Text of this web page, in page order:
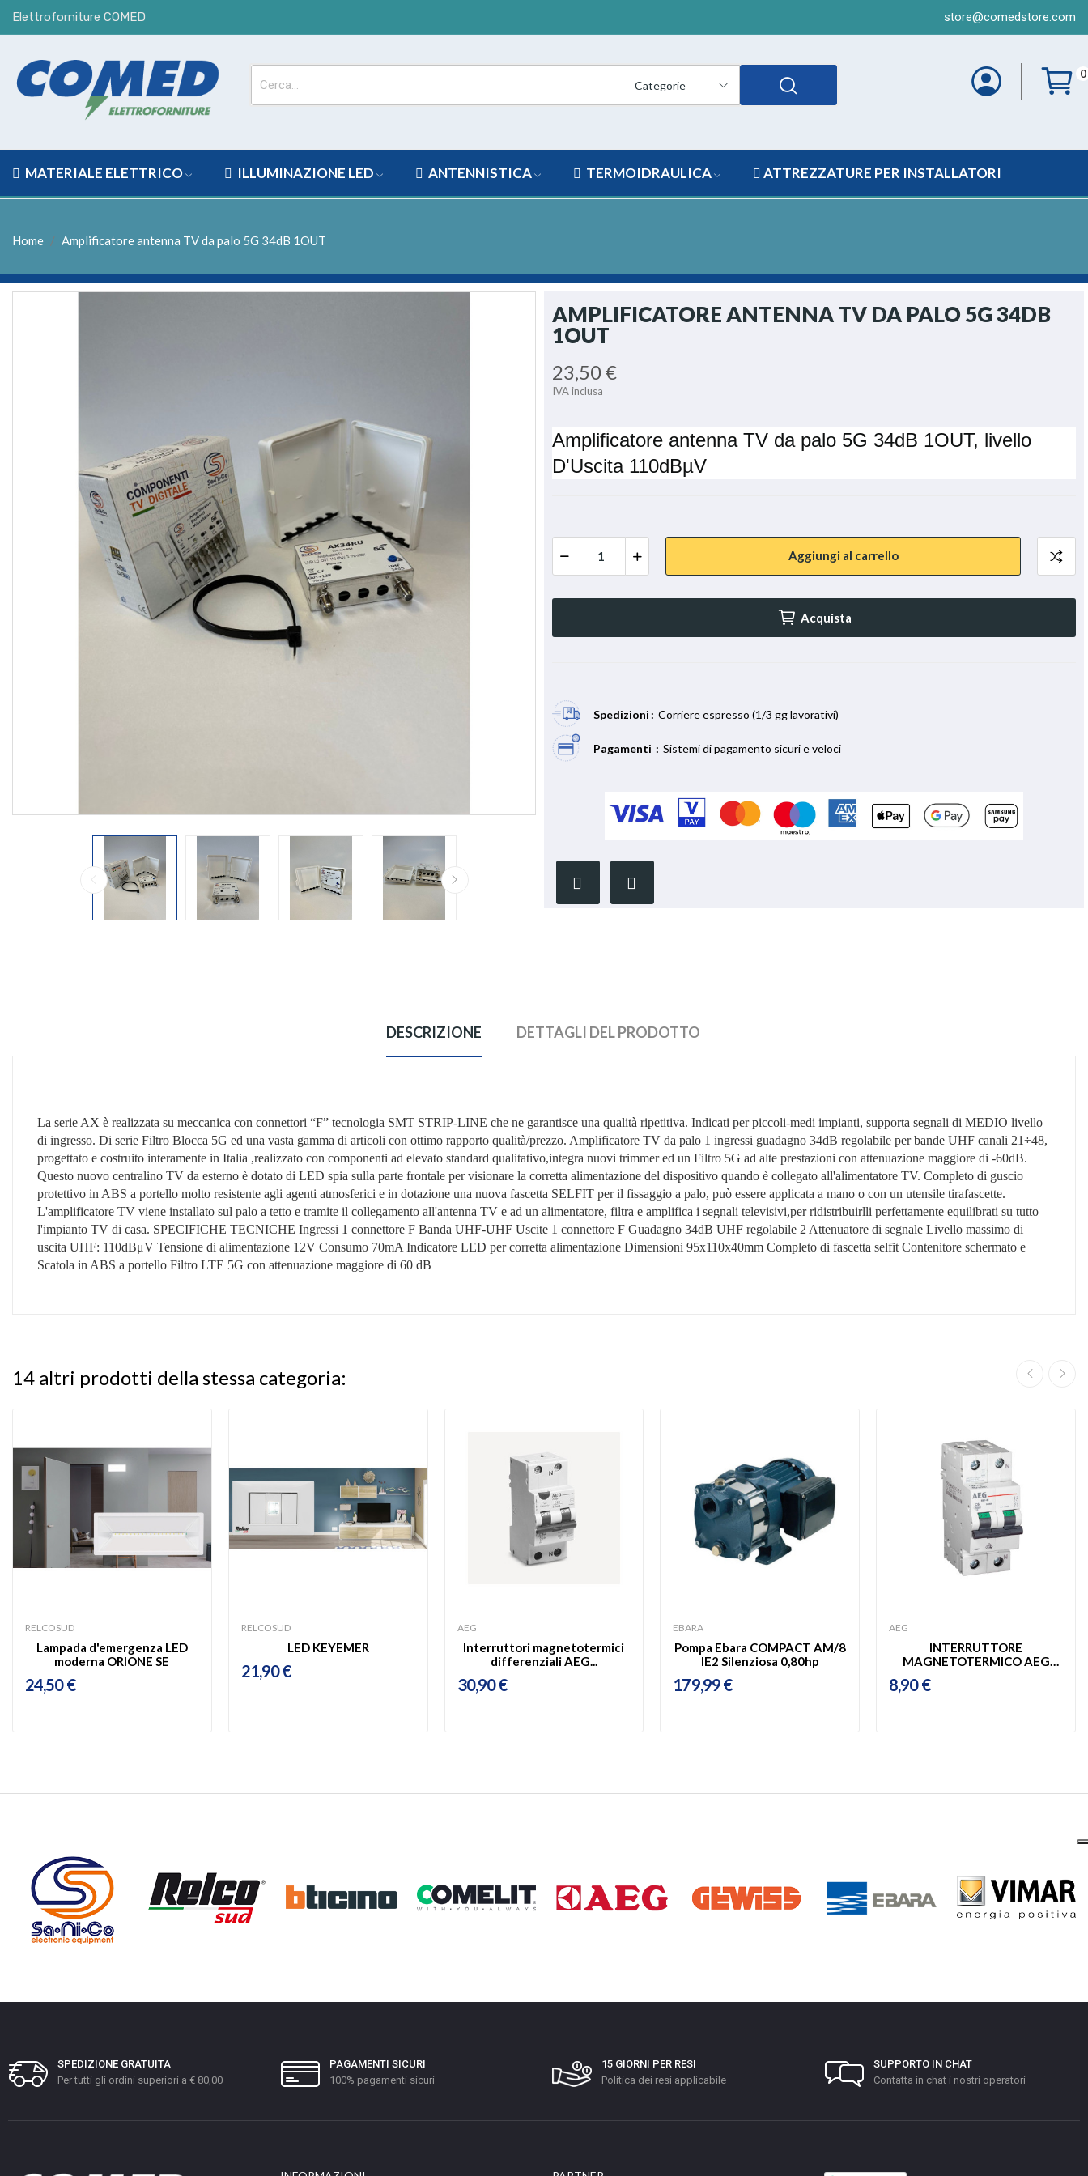
Elettroforniture COMED store@comedstore.com
Categorie
0
MATERIALE ELETTRICO ILLUMINAZIONE LED ANTENNISTICA TERMOIDRAULICA ATTREZZATURE PER INSTALLATORI
Home Amplificatore antenna TV da palo 5G 34dB 1OUT
AMPLIFICATORE ANTENNA TV DA PALO 5G 34DB
1OUT
23,50 €
IVA inclusa
Amplificatore antenna TV da palo 5G 34dB 1OUT, livello
D'Uscita 110dBµV
Aggiungi al carrello
Acquista
Spedizioni Corriere espresso (1/3 gg lavorativi)
Pagamenti Sistemi di pagamento sicuri e veloci
DESCRIZIONE DETTAGLI DEL PRODOTTO
La serie AX è realizzata su meccanica con connettori “F” tecnologia SMT STRIP-LINE che ne garantisce una qualità ripetitiva. Indicati per piccoli-medi impianti, supporta segnali di MEDIO livello
di ingresso. Di serie Filtro Blocca 5G ed una vasta gamma di articoli con ottimo rapporto qualità/prezzo. Amplificatore TV da palo 1 ingressi guadagno 34dB regolabile per bande UHF canali 21÷48,
progettato e costruito interamente in Italia ,realizzato con componenti ad elevato standard qualitativo,integra nuovi trimmer ed un Filtro 5G ad alte prestazioni con attenuazione maggiore di -60dB.
Questo nuovo centralino TV da esterno è dotato di LED spia sulla parte frontale per visionare la corretta alimentazione del dispositivo quando è collegato all'alimentatore TV. Completo di guscio
protettivo in ABS a portello molto resistente agli agenti atmosferici e in dotazione una nuova fascetta SELFIT per il fissaggio a palo, può essere applicata a mano o con un utensile tirafascette.
L'amplificatore TV viene installato sul palo a tetto e tramite il collegamento all'antenna TV e ad un alimentatore, filtra e amplifica i segnali televisivi,per ridistribuirlli perfettamente equilibrati su tutto
l'impianto TV di casa. SPECIFICHE TECNICHE Ingressi 1 connettore F Banda UHF-UHF Uscite 1 connettore F Guadagno 34dB UHF regolabile 2 Attenuatore di segnale Livello massimo di
uscita UHF: 110dBμV Tensione di alimentazione 12V Consumo 70mA Indicatore LED per corretta alimentazione Dimensioni 95x110x40mm Completo di fascetta selfit Contenitore schermato e
Scatola in ABS a portello Filtro LTE 5G con attenuazione maggiore di 60 dB
14 altri prodotti della stessa categoria:
RELCOSUD
Lampada d'emergenza LED
moderna ORIONE SE
24,50 €
RELCOSUD
LED KEYEMER
21,90 €
AEG
Interruttori magnetotermici
differenziali AEG...
30,90 €
EBARA
Pompa Ebara COMPACT AM/8
IE2 Silenziosa 0,80hp
179,99 €
AEG
INTERRUTTORE
MAGNETOTERMICO AEG
8,90 €
SPEDIZIONE GRATUITA
Per tutti gli ordini superiori a € 80,00
PAGAMENTI SICURI
100% pagamenti sicuri
15 GIORNI PER RESI
Politica dei resi applicabile
SUPPORTO IN CHAT
Contatta in chat i nostri operatori